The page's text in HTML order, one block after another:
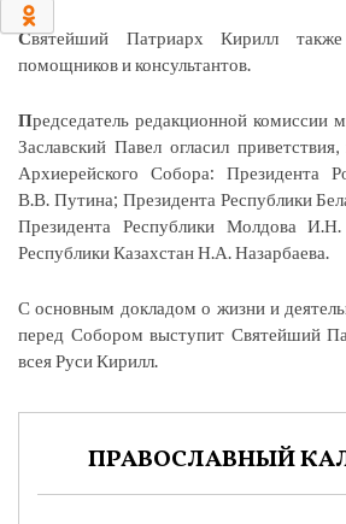
Святейший Патриарх Кирилл
помощников и консультантов.
Председатель редакционной комиссии
Заславский Павел огласил
Архиерейского Собора: Президента
В.В. Путина; Президента Республики
Президента Республики Молдова
Республики Казахстан Н.А. Назарбаева.
С основным докладом о жизни и
перед Собором выступит Святейший
всея Руси Кирилл.
ПРАВОСЛАВНЫЙ